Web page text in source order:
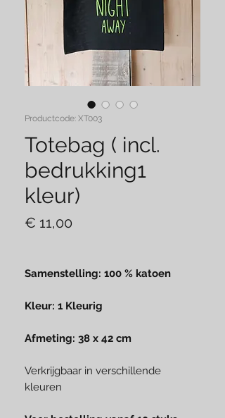
Productcode: XT003
Totebag ( incl.
bedrukking1
kleur)
€ 11,00
Samenstelling: 100 % katoen
Kleur: 1 Kleurig
Afmeting: 38 x 42 cm
Verkrijgbaar in verschillende
kleuren